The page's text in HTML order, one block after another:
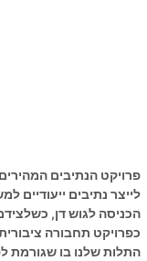
לייצר נתיבים ייעודיים
הכניסה לגוש דן,
כפרויקט תחבורה
התלות שלנו בו שגורמת